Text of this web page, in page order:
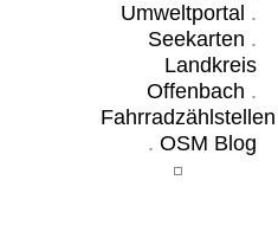
Umweltportal .
Seekarten .
Landkreis
Offenbach .
Fahrradzählstellen
. OSM Blog